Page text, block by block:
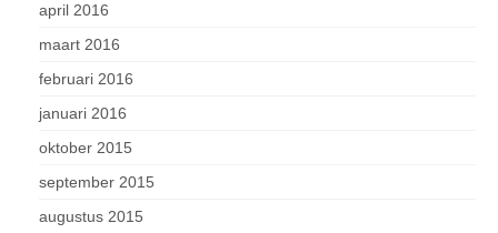
april 2016
maart 2016
februari 2016
januari 2016
oktober 2015
september 2015
augustus 2015